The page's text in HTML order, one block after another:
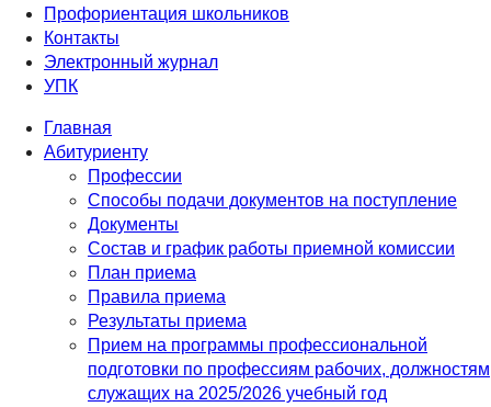
Профориентация школьников
Контакты
Электронный журнал
УПК
Главная
Абитуриенту
Профессии
Способы подачи документов на поступление
Документы
Состав и график работы приемной комиссии
План приема
Правила приема
Результаты приема
Прием на программы профессиональной
подготовки по профессиям рабочих, должностям
служащих на 2025/2026 учебный год